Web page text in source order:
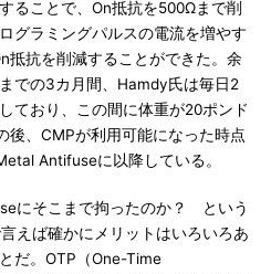
ることで、On抵抗を500Ωまで削
グラミングパルスの電流を増やす
抵抗を削減することができた。余
での3カ月間、Hamdy氏は毎日2
ており、この間に体重が20ポンド
後、CMPが利用可能になった時点
Antifuseに以降している。
にそこまで拘ったのか？ という
えば確かにメリットはいろいろあ
だ。OTP（One-Time